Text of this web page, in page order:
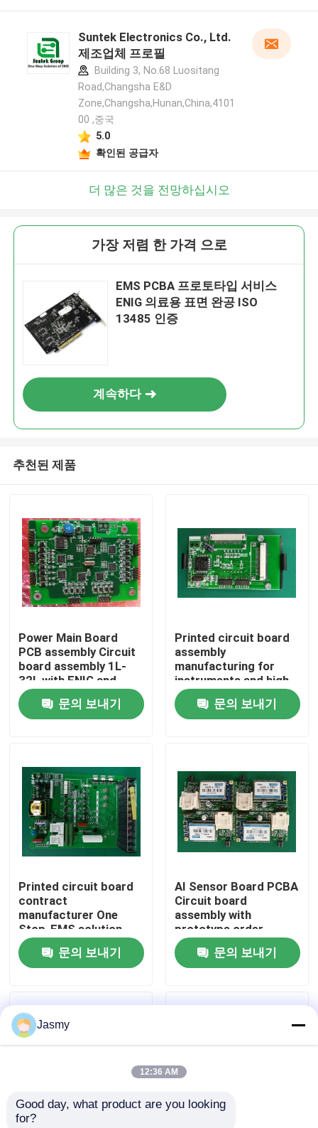
홈
회사 소개
공장 투어
품질 관리
연락처
모든 케이스
ems 피크바
Suntek Electronics Co., Ltd.
제조업체 프로필
Building 3, No.68 Luositang
Road,Changsha E&D
Zone,Changsha,Hunan,China,4101
00 ,중국
5.0
확인된 공급자
더 많은 것을 전망하십시오
가장 저렴 한 가격 으로
EMS PCBA 프로토타입 서비스
ENIG 의료용 표면 완공 ISO
13485 인증
계속하다
추천된 제품
Power Main Board
PCB assembly Circuit
board assembly 1L-
32L with ENIG and
Hard Gold
문의 보내기
Printed circuit board
assembly
manufacturing for
instruments and high-
precision eqipments
2-year Quality
gurantee
문의 보내기
Printed circuit board
contract
manufacturer One
Stop-EMS solution
Components sourcing
and PCB assembly
문의 보내기
AI Sensor Board PCBA
Circuit board
assembly with
prototype order
acceptable
문의 보내기
Jasmy
12:36 AM
Good day, what product are you looking
for?